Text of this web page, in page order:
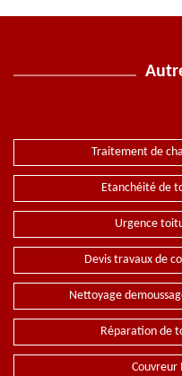
Traitement de
Etanchéité de
Urgence
Devis travaux de
Nettoyage
Réparation de
Couvreur